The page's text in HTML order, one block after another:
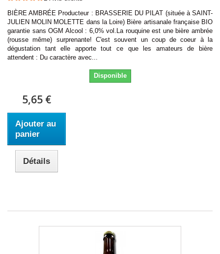
BIÈRE AMBRÉE Producteur : BRASSERIE DU PILAT (située à SAINT-
JULIEN MOLIN MOLETTE dans la Loire) Bière artisanale française BIO
garantie sans OGM Alcool : 6,0% vol.La rouquine est une bière ambrée
(rousse même) surprenante! C'est souvent un coup de coeur à la
dégustation tant elle apporte tout ce que les amateurs de bière
attendent : Du caractère avec...
Disponible
5,65 €
Ajouter au
panier
Détails